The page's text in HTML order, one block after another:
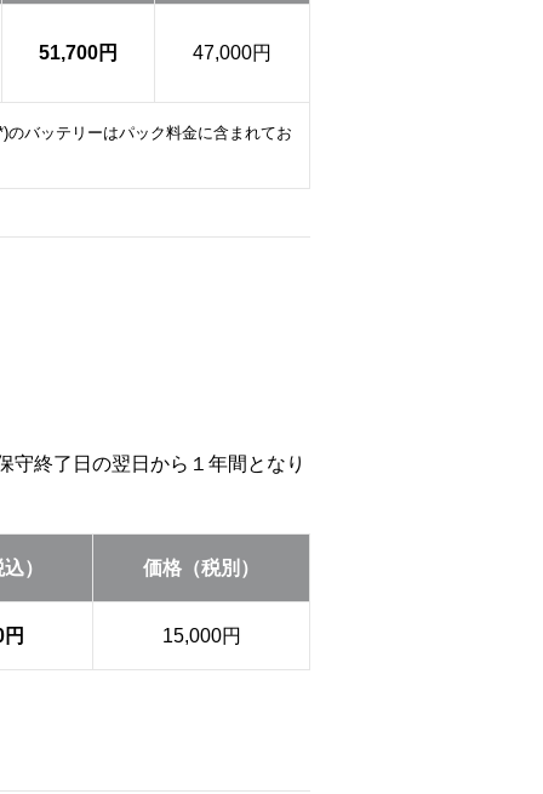
51,700円 47,000円
のバッテリーはパック料金に含まれてお
守終了日の翌日から１年間となり
） 価格（税別）
15,000円